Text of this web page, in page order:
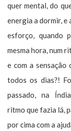
quer mental, do
energia a dormir, e
esforço, quando
mesma hora, num
e com a
todos os dias?!
passado, na
ritmo que fazia lá,
por cima com a